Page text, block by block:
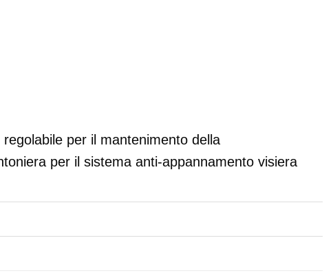
per il mantenimento della
per il sistema anti-appannamento visiera